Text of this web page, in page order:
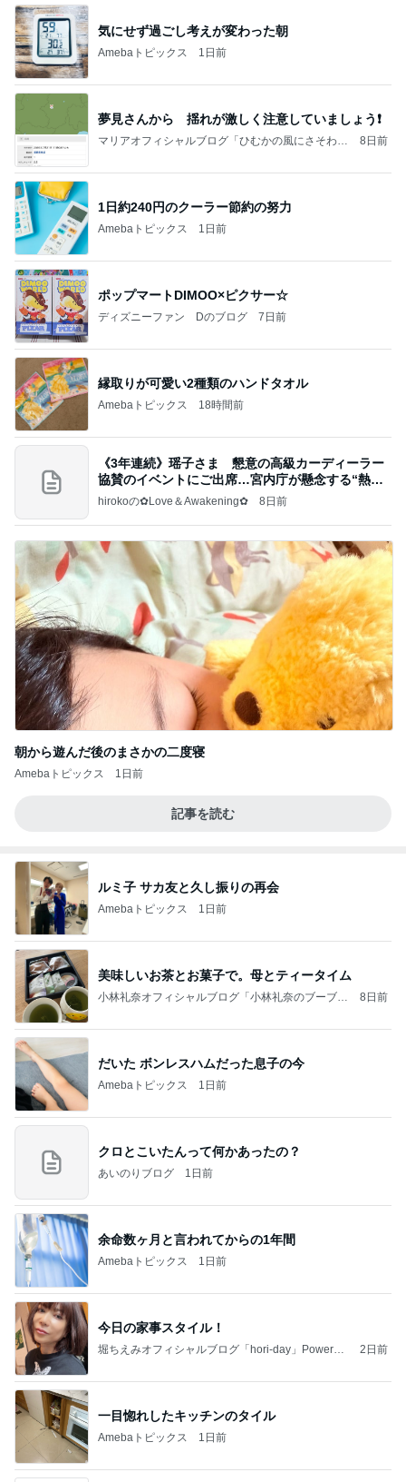
気にせず過ごし考えが変わった朝
Amebaトピックス 1日前
夢見さんから 揺れが激しく注意していましょう❗️
マリアオフィシャルブログ「ひむかの風にさそわれ
8日前
1日約240円のクーラー節約の努力
Amebaトピックス 1日前
ポップマートDIMOO×ピクサー☆
ディズニーファン Dのブログ 7日前
縁取りが可愛い2種類のハンドタオル
Amebaトピックス 18時間前
《3年連続》瑶子さま 懇意の高級カーディーラー
協賛のイベントにご出席…宮内庁が懸念する“熱心
すぎ
hirokoの✿Love＆Awakening✿ 8日前
朝から遊んだ後のまさかの二度寝
Amebaトピックス 1日前
記事を読む
ルミ子 サカ友と久し振りの再会
Amebaトピックス 1日前
美味しいお茶とお菓子で。母とティータイム
小林礼奈オフィシャルブログ「小林礼奈のブーブー
8日前
だいた ボンレスハムだった息子の今
Amebaトピックス 1日前
クロとこいたんって何かあったの？
あいのりブログ 1日前
余命数ヶ月と言われてからの1年間
Amebaトピックス 1日前
今日の家事スタイル！
堀ちえみオフィシャルブログ「hori-day」Powered
2日前
一目惚れしたキッチンのタイル
Amebaトピックス 1日前